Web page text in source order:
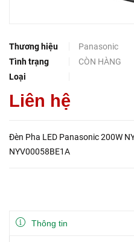
Thương hiệu
Panasonic
Tình trạng
CÒN HÀNG
Loại
Liên hệ
Đèn Pha LED Panasonic 200W
NYV00058BE1A
Thông tin